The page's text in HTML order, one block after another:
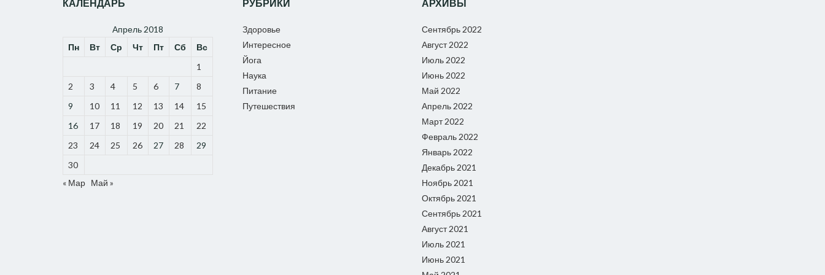
КАЛЕНДАРЬ
Апрель 2018
Пн
Вт Ср Чт Пт Сб
Вс
1
2
3 4 5 6 7
8
9
10 11 12 13 14
15
16
17 18 19 20 21
22
23
24 25 26 27 28
29
30
« Мар Май »
РУБРИКИ
Здоровье
Интересное
Йога
Наука
Питание
Путешествия
АРХИВЫ
Сентябрь 2022
Август 2022
Июль 2022
Июнь 2022
Май 2022
Апрель 2022
Март 2022
Февраль 2022
Январь 2022
Декабрь 2021
Ноябрь 2021
Октябрь 2021
Сентябрь 2021
Август 2021
Июль 2021
Июнь 2021